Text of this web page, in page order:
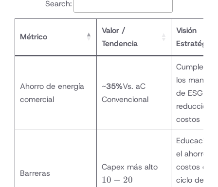
Search:
Métrico
Valor /
Tendencia
Visión
Estratégica
Ahorro de energía
comercial
~35%Vs. aC
Convencional
Cumple
los
de ESG y
reducción
costos
Barreras
Capex más alto 10-20%
más que
10 − 20
Educación
el ahorro
costos del
ciclo de